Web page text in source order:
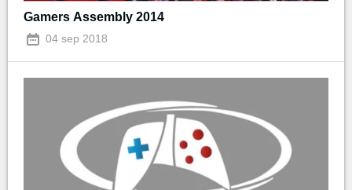
Gamers Assembly 2014
04 sep 2018